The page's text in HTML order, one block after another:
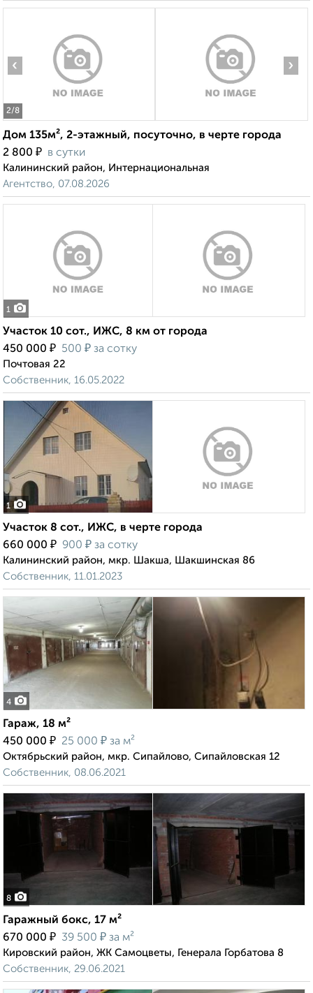
2/8
‹ ›
Дом 135м², 2-этажный, посуточно, в черте города
2 800 ₽ в сутки
Калининский район, Интернациональная
Агентство, 07.08.2026
1
Участок 10 сот., ИЖС, 8 км от города
450 000 ₽ 500 ₽ за сотку
Почтовая 22
Собственник, 16.05.2022
1
Участок 8 сот., ИЖС, в черте города
660 000 ₽ 900 ₽ за сотку
Калининский район, мкр. Шакша, Шакшинская 86
Собственник, 11.01.2023
4
Гараж, 18 м²
450 000 ₽ 25 000 ₽ за м²
Октябрьский район, мкр. Сипайлово, Сипайловская 12
Собственник, 08.06.2021
8
Гаражный бокс, 17 м²
670 000 ₽ 39 500 ₽ за м²
Кировский район, ЖК Самоцветы, Генерала Горбатова 8
Собственник, 29.06.2021